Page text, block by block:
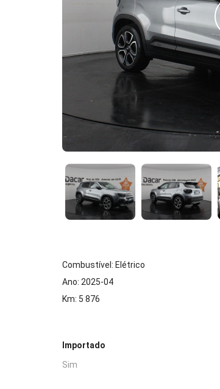
Combustível: Elétrico
Ano: 2025-04
Km: 5 876
Importado
Sim